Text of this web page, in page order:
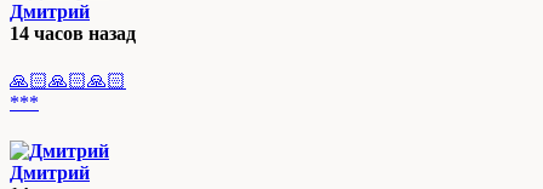
Дмитрий
14 часов назад
🙏🏻🙏🏻🙏🏻
***
Дмитрий